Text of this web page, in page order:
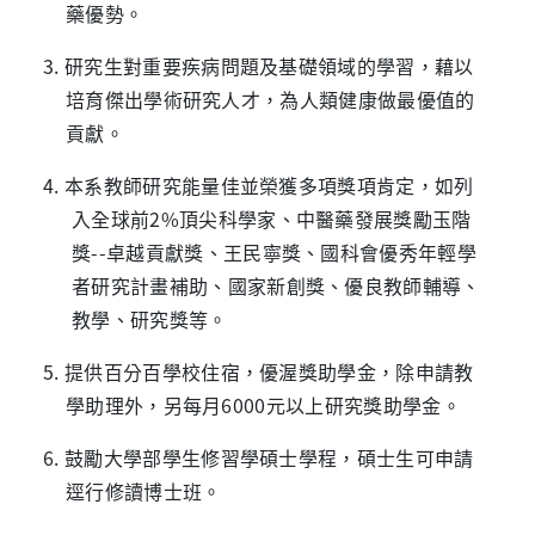
藥優勢。
3. 研究生對重要疾病問題及基礎領域的學習，藉以
培育傑出學術研究人才，為人類健康做最優值的
貢獻。
4. 本系教師研究能量佳並榮獲多項獎項肯定，如列
入全球前2%頂尖科學家、中醫藥發展獎勵玉階
獎--卓越貢獻獎、王民寧獎、國科會優秀年輕學
者研究計畫補助、國家新創獎、優良教師輔導、
教學、研究獎等。
5. 提供百分百學校住宿，優渥獎助學金，除申請教
學助理外，另每月6000元以上研究獎助學金。
6. 鼓勵大學部學生修習學碩士學程，碩士生可申請
逕行修讀博士班。